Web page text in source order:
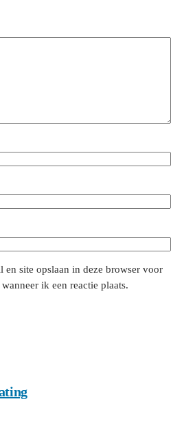
en site opslaan in deze browser voor
ik een reactie plaats.